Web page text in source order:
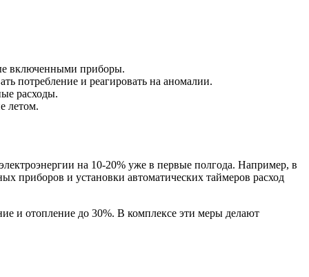
включенными приборы.
потребление и реагировать на аномалии.
расходы.
летом.
на 10-20% уже в первые полгода. Например, в
приборов и установки автоматических таймеров расход
и отопление до 30%. В комплексе эти меры делают